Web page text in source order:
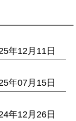
年12月11日
年07月15日
年12月26日